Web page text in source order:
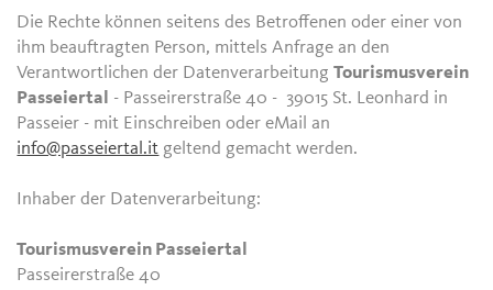
Die Rechte können seitens des Betroffenen oder einer von
ihm beauftragten Person, mittels Anfrage an den
Verantwortlichen der DatenverarbeitungTourismusverein
Passeiertal
- Passeirerstraße 40 - 39015 St. Leonhard in
Passeier - mit Einschreiben oder eMail an
info@passeiertal.it geltend gemacht werden.
Inhaber der Datenverarbeitung:
Tourismusverein Passeiertal
Passeirerstraße 40